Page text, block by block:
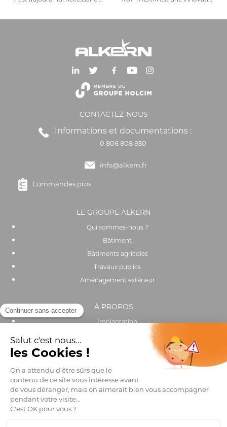
CONTACTEZ-NOUS
Informations et documentations :
0 806 808 850
info@alkern.fr
Commandes pros
LE GROUPE ALKERN
Qui sommes-nous ?
Bâtiment
Bâtiments agricoles
Travaux publics
Aménagement extérieur
À PROPOS
Implantation
Performance environnementale et sociale
OUTILS & SERVICES